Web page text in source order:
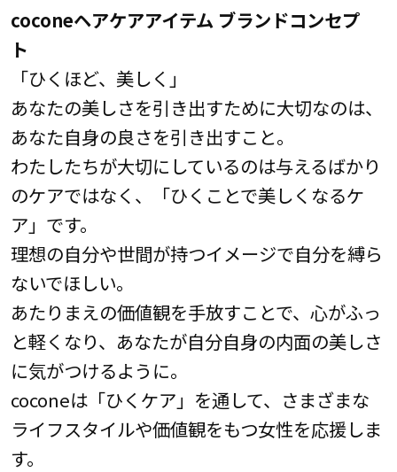
coconeヘアケアアイテム ブランドコンセプ
ト
「ひくほど、美しく」
あなたの美しさを引き出すために大切なのは、
あなた自身の良さを引き出すこと。
わたしたちが大切にしているのは与えるばかり
のケアではなく、「ひくことで美しくなるケ
ア」です。
理想の自分や世間が持つイメージで自分を縛ら
ないでほしい。
あたりまえの価値観を手放すことで、心がふっ
と軽くなり、あなたが自分自身の内面の美しさ
に気がつけるように。
coconeは「ひくケア」を通して、さまざまな
ライフスタイルや価値観をもつ女性を応援しま
す。